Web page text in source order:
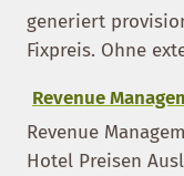
generiert
Fixpreis. Ohne
Revenue
Revenue
Hotel Preisen